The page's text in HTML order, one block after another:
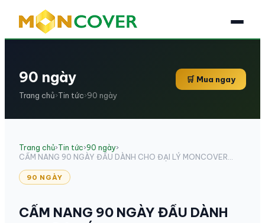
90 ngày
Trang chủ›Tin tức›90 ngày
🛒 Mua ngay
Trang chủ›Tin tức›90 ngày›
CẨM NANG 90 NGÀY ĐẦU DÀNH CHO ĐẠI LÝ MONCOVER...
90 NGÀY
CẨM NANG 90 NGÀY ĐẦU DÀNH